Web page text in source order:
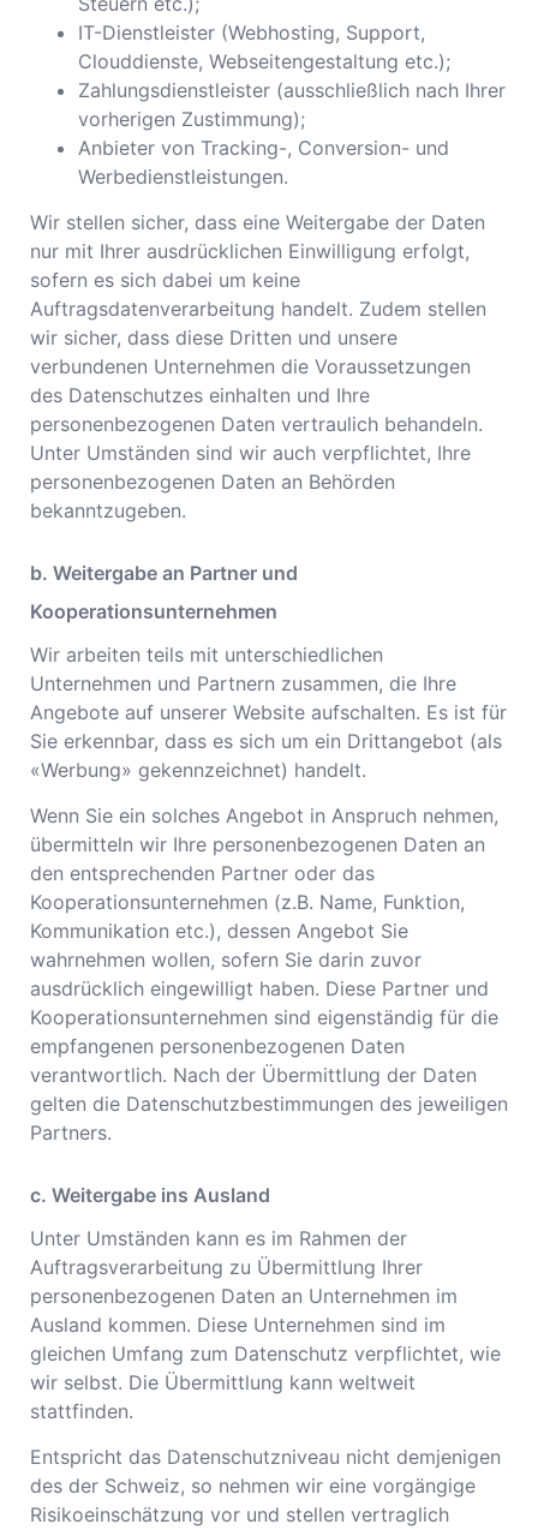
IT-Dienstleister (Webhosting, Support,
Clouddienste, Webseitengestaltung etc.);
Zahlungsdienstleister (ausschließlich nach Ihrer
vorherigen Zustimmung);
Anbieter von Tracking-, Conversion- und
Werbedienstleistungen.
Wir stellen sicher, dass eine Weitergabe der Daten
nur mit Ihrer ausdrücklichen Einwilligung erfolgt,
sofern es sich dabei um keine
Auftragsdatenverarbeitung handelt. Zudem stellen
wir sicher, dass diese Dritten und unsere
verbundenen Unternehmen die Voraussetzungen
des Datenschutzes einhalten und Ihre
personenbezogenen Daten vertraulich behandeln.
Unter Umständen sind wir auch verpflichtet, Ihre
personenbezogenen Daten an Behörden
bekanntzugeben.
b. Weitergabe an Partner und
Kooperationsunternehmen
Wir arbeiten teils mit unterschiedlichen
Unternehmen und Partnern zusammen, die Ihre
Angebote auf unserer Website aufschalten. Es ist für
Sie erkennbar, dass es sich um ein Drittangebot (als
«Werbung» gekennzeichnet) handelt.
Wenn Sie ein solches Angebot in Anspruch nehmen,
übermitteln wir Ihre personenbezogenen Daten an
den entsprechenden Partner oder das
Kooperationsunternehmen (z.B. Name, Funktion,
Kommunikation etc.), dessen Angebot Sie
wahrnehmen wollen, sofern Sie darin zuvor
ausdrücklich eingewilligt haben. Diese Partner und
Kooperationsunternehmen sind eigenständig für die
empfangenen personenbezogenen Daten
verantwortlich. Nach der Übermittlung der Daten
gelten die Datenschutzbestimmungen des jeweiligen
Partners.
c. Weitergabe ins Ausland
Unter Umständen kann es im Rahmen der
Auftragsverarbeitung zu Übermittlung Ihrer
personenbezogenen Daten an Unternehmen im
Ausland kommen. Diese Unternehmen sind im
gleichen Umfang zum Datenschutz verpflichtet, wie
wir selbst. Die Übermittlung kann weltweit
stattfinden.
Entspricht das Datenschutzniveau nicht demjenigen
des der Schweiz, so nehmen wir eine vorgängige
Risikoeinschätzung vor und stellen vertraglich